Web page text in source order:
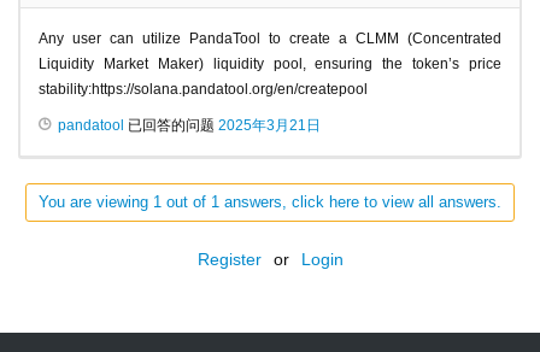
Any user can utilize PandaTool to create a CLMM (Concentrated
Liquidity Market Maker) liquidity pool, ensuring the token’s price
stability:https://solana.pandatool.org/en/createpool
pandatool 已回答的问题 2025年3月21日
You are viewing 1 out of 1 answers, click here to view all answers.
Register or Login